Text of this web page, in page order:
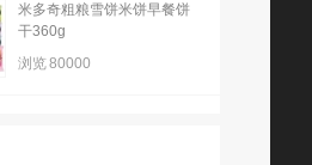
米多奇粗粮雪饼米饼早餐饼
干360g
浏览80000